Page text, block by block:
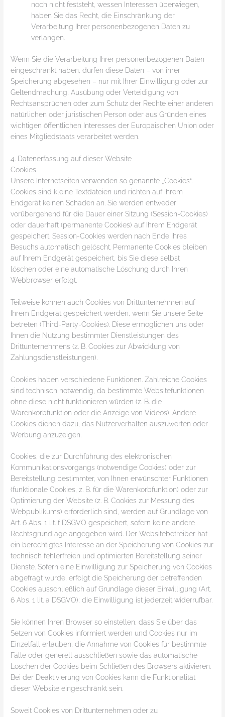
noch nicht feststeht, wessen Interessen überwiegen,
haben Sie das Recht, die Einschränkung der
Verarbeitung Ihrer personenbezogenen Daten zu
verlangen.
Wenn Sie die Verarbeitung Ihrer personenbezogenen Daten
eingeschränkt haben, dürfen diese Daten – von ihrer
Speicherung abgesehen – nur mit Ihrer Einwilligung oder zur
Geltendmachung, Ausübung oder Verteidigung von
Rechtsansprüchen oder zum Schutz der Rechte einer anderen
natürlichen oder juristischen Person oder aus Gründen eines
wichtigen öffentlichen Interesses der Europäischen Union oder
eines Mitgliedstaats verarbeitet werden.
4. Datenerfassung auf dieser Website
Cookies
Unsere Internetseiten verwenden so genannte „Cookies“.
Cookies sind kleine Textdateien und richten auf Ihrem
Endgerät keinen Schaden an. Sie werden entweder
vorübergehend für die Dauer einer Sitzung (Session-Cookies)
oder dauerhaft (permanente Cookies) auf Ihrem Endgerät
gespeichert. Session-Cookies werden nach Ende Ihres
Besuchs automatisch gelöscht. Permanente Cookies bleiben
auf Ihrem Endgerät gespeichert, bis Sie diese selbst
löschen oder eine automatische Löschung durch Ihren
Webbrowser erfolgt.
Teilweise können auch Cookies von Drittunternehmen auf
Ihrem Endgerät gespeichert werden, wenn Sie unsere Seite
betreten (Third-Party-Cookies). Diese ermöglichen uns oder
Ihnen die Nutzung bestimmter Dienstleistungen des
Drittunternehmens (z. B. Cookies zur Abwicklung von
Zahlungsdienstleistungen).
Cookies haben verschiedene Funktionen. Zahlreiche Cookies
sind technisch notwendig, da bestimmte Websitefunktionen
ohne diese nicht funktionieren würden (z. B. die
Warenkorbfunktion oder die Anzeige von Videos). Andere
Cookies dienen dazu, das Nutzerverhalten auszuwerten oder
Werbung anzuzeigen.
Cookies, die zur Durchführung des elektronischen
Kommunikationsvorgangs (notwendige Cookies) oder zur
Bereitstellung bestimmter, von Ihnen erwünschter Funktionen
(funktionale Cookies, z. B. für die Warenkorbfunktion) oder zur
Optimierung der Website (z. B. Cookies zur Messung des
Webpublikums) erforderlich sind, werden auf Grundlage von
Art. 6 Abs. 1 lit. f DSGVO gespeichert, sofern keine andere
Rechtsgrundlage angegeben wird. Der Websitebetreiber hat
ein berechtigtes Interesse an der Speicherung von Cookies zur
technisch fehlerfreien und optimierten Bereitstellung seiner
Dienste. Sofern eine Einwilligung zur Speicherung von Cookies
abgefragt wurde, erfolgt die Speicherung der betreffenden
Cookies ausschließlich auf Grundlage dieser Einwilligung (Art.
6 Abs. 1 lit. a DSGVO); die Einwilligung ist jederzeit widerrufbar.
Sie können Ihren Browser so einstellen, dass Sie über das
Setzen von Cookies informiert werden und Cookies nur im
Einzelfall erlauben, die Annahme von Cookies für bestimmte
Fälle oder generell ausschließen sowie das automatische
Löschen der Cookies beim Schließen des Browsers aktivieren.
Bei der Deaktivierung von Cookies kann die Funktionalität
dieser Website eingeschränkt sein.
Soweit Cookies von Drittunternehmen oder zu